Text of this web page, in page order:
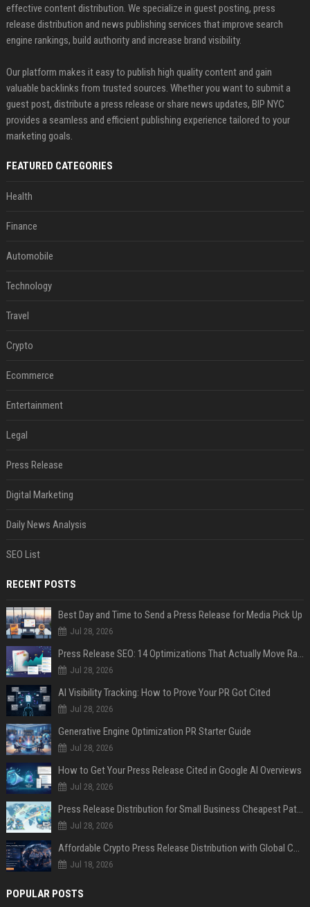
effective content distribution. We specialize in guest posting, press
release distribution and news publishing services that improve search
engine rankings, build authority and increase brand visibility.
Our platform makes it easy to publish high quality content and gain
valuable backlinks from trusted sources. Whether you want to submit a
guest post, distribute a press release or share news updates, BIP NYC
provides a seamless and efficient publishing experience tailored to your
marketing goals.
FEATURED CATEGORIES
Health
Finance
Automobile
Technology
Travel
Crypto
Ecommerce
Entertainment
Legal
Press Release
Digital Marketing
Daily News Analysis
SEO List
RECENT POSTS
Best Day and Time to Send a Press Release for Media Pick Up
Jul 28, 2026
Press Release SEO: 14 Optimizations That Actually Move Rankings
Jul 28, 2026
AI Visibility Tracking: How to Prove Your PR Got Cited
Jul 28, 2026
Generative Engine Optimization PR Starter Guide
Jul 28, 2026
How to Get Your Press Release Cited in Google AI Overviews
Jul 28, 2026
Press Release Distribution for Small Business Cheapest Path to Real Coverage
Jul 28, 2026
Affordable Crypto Press Release Distribution with Global Coverage
Jul 18, 2026
POPULAR POSTS